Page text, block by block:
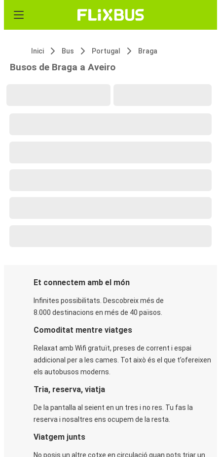
Inici Bus Portugal Braga
Busos de Braga a Aveiro
Et connectem amb el món
Infinites possibilitats. Descobreix més de
8.000 destinacions en més de 40 països.
Comoditat mentre viatges
Relaxat amb Wifi gratuït, preses de corrent i espai
addicional per a les cames. Tot això és el que t’ofereixen
els autobusos moderns.
Tria, reserva, viatja
De la pantalla al seient en un tres i no res. Tu fas la
reserva i nosaltres ens ocupem de la resta.
Viatgem junts
No posis un altre cotxe en circulació quan pots triar un